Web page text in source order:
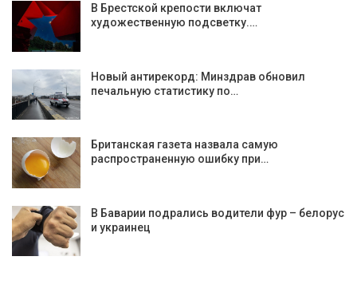
В Брестской крепости включат
художественную подсветку.…
Новый антирекорд: Минздрав обновил
печальную статистику по…
Британская газета назвала самую
распространенную ошибку при…
В Баварии подрались водители фур – белорус
и украинец